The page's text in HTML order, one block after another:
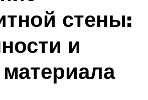
стены:
и